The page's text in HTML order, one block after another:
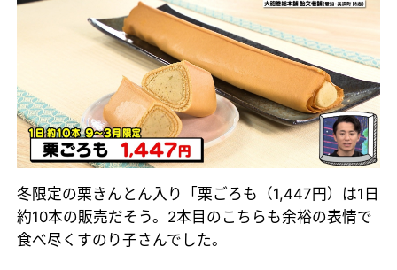
冬限定の栗きんとん入り「栗ごろも（1,447円）は1日
約10本の販売だそう。2本目のこちらも余裕の表情で
食べ尽くすのり子さんでした。